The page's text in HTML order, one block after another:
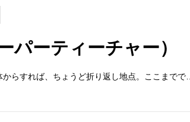
パーティーチャー）
らすれば、ちょうど折り返し地点。ここまでで…